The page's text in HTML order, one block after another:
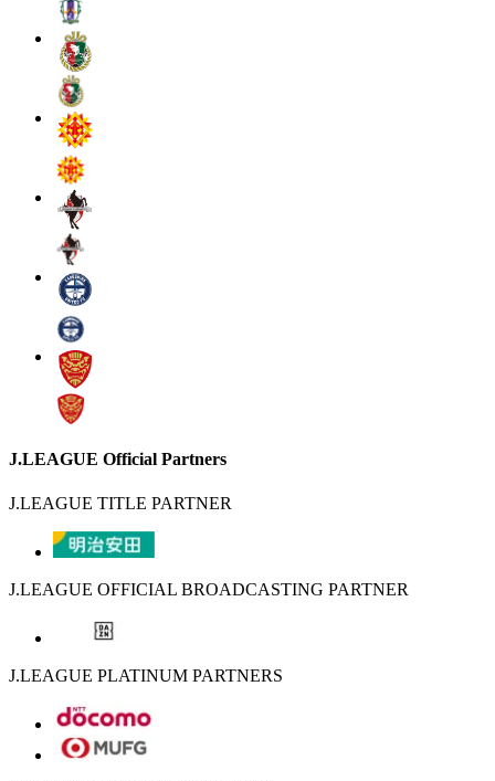
J.LEAGUE Official Partners
J.LEAGUE TITLE PARTNER
J.LEAGUE OFFICIAL BROADCASTING PARTNER
J.LEAGUE PLATINUM PARTNERS